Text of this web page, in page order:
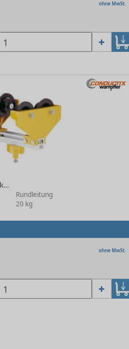
ohne MwSt.
Leitungswagen 4-rollig, Rundkabel TB 156 mm
Rundleitung
20 kg
ohne MwSt.